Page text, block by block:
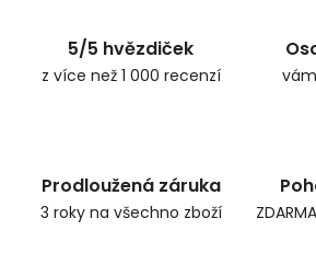
5/5 hvězdiček
z více než 1 000 recenzí
Prodloužená záruka
3 roky na všechno zboží